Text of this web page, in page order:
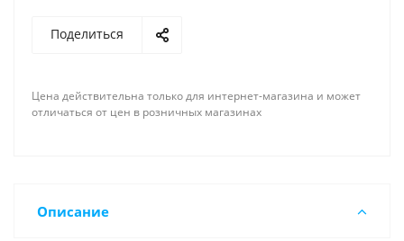
Поделиться
Цена действительна только для интернет-магазина и может
отличаться от цен в розничных магазинах
Описание